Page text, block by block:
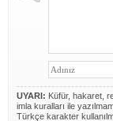
UYARI: Küfür, hakaret,
imla kuralları ile
Türkçe karakter